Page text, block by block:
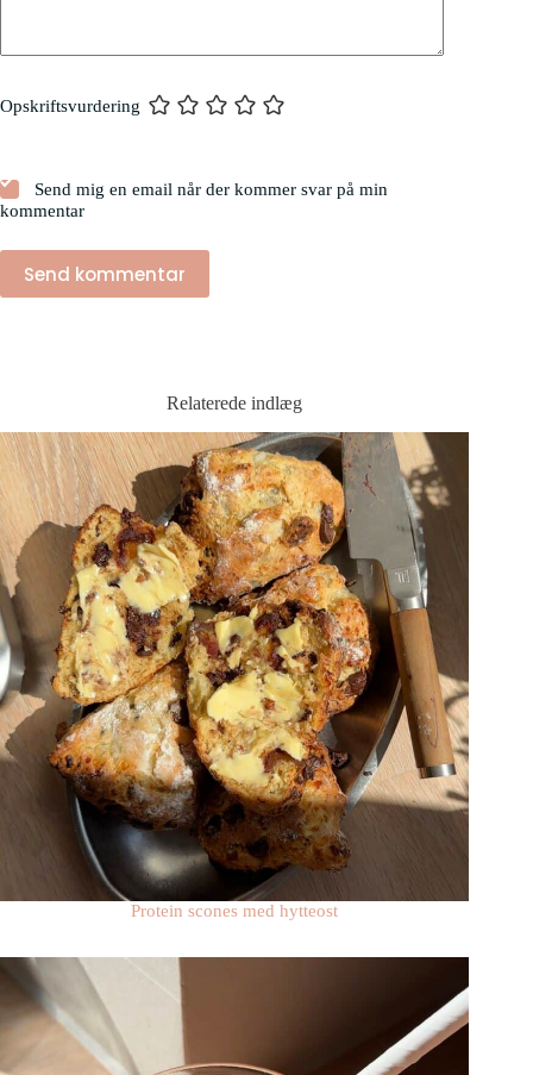
Opskriftsvurdering
Send mig en email når der kommer svar på min
kommentar
Send kommentar
Relaterede indlæg
Protein scones med hytteost